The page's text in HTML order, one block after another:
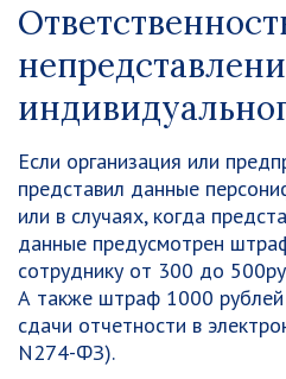
Если организация или
представил данные
или в случаях, когда
данные предусмотрен
сотруднику от 300 до
А также штраф 1000 рублей
сдачи отчетности в
N274-ФЗ).